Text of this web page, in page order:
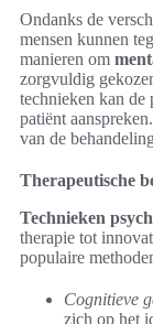
Ondanks de
mensen kunnen
manieren om
zorgvuldig
technieken kan de
patiënt
van de
Therapeutische
Technieken
therapie tot
populaire
Cognitieve
zich op het